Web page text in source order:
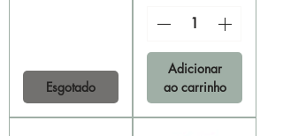
Esgotado
Adicionar
ao carrinho